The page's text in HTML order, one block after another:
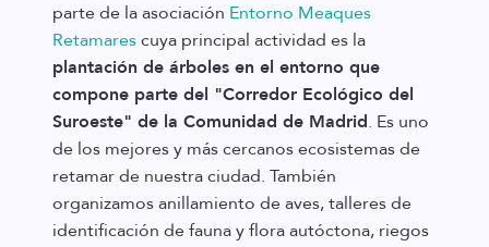
parte de la asociación Entorno Meaques
Retamarescuya principal actividad es la
plantación de árboles en el entorno que
compone parte del "Corredor Ecológico del
Suroeste" de la Comunidad de Madrid. Es uno
de los mejores y más cercanos ecosistemas de
retamar de nuestra ciudad. También
organizamos anillamiento de aves, talleres de
identificación de fauna y flora autóctona, riegos